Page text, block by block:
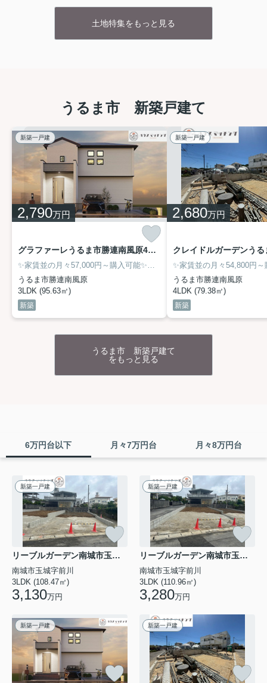
一面でお部屋の印象を変えるアクセントクロスで、自分好
みや個性にあったインテリアを楽しんでみませんか？
新築一戸建ての購入なら
弊社にお任せください！
【無料】今すぐ相談する ＞
2026.07.24
【専任物件】リーブルガーデン名護
市宮里 第２（全４棟）のご案...
【専任物件】ハウスマッチング
OKINAWAオススメ♪生活利便性の高
い名護市宮里の新築戸建てのご案内♪
2027年3月完成予定‼名護市宮里に
全４棟の新築戸建てが誕生‼ &...
2026.07.23 新築物件情報
リーブルガーデン名護市宮里 第２（全４棟）の
ご案内
＼タウンプラザかねひで徒歩圏内♪名護市
宮里に新築戸建誕生
大宮小中学校が徒歩圏内✨並列３台駐車可の閑静な住宅
名護市の中心市街地に近く、日常生活がほぼ徒歩～車５
分以内で完結✨
☆フラット35S／フラット50対応
☆地盤サポートシステム20年保証
☆無料定期点検（6カ月・2年後・5年後・10年後の計4
回）
リーブルガーデン名護市宮里 第２・１号棟
物件詳細へ
リーブルガーデン名護市宮里 第２・２号棟
物件詳細へ
物件詳細へ
リーブルガーデン名護市宮里 第２・４号棟
土地特集をもっと見る
うるま市 新築戸建て
新築一戸建
2,790万円
グラファーレうるま市勝連南風原4期・限定１棟
✨家賃並の月々57,000円～購入可能✨毎月の家賃を資産に変えませんか❓『住宅ローンってどうしたらいいの？』『車のローンがあるけど大丈夫？』その不安にハウスマッチングOKINAWAが力になります‼
うるま市勝連南風原
3LDK (95.63㎡)
新築
新築一戸建
2,680万円
うるま市勝連南風原
4LDK (79.38㎡)
新築
うるま市 新築戸建て
をもっと見る
6万円台以下 月々7万円台 月々8万円台
新築一戸建
リーブルガーデン南城市玉城前川・２号棟
南城市玉城字前川
3LDK (108.47㎡)
3,130万円
新築一戸建
リーブルガーデン南城市玉城前川・１号棟
南城市玉城字前川
3LDK (110.96㎡)
3,280万円
新築一戸建 新築一戸建